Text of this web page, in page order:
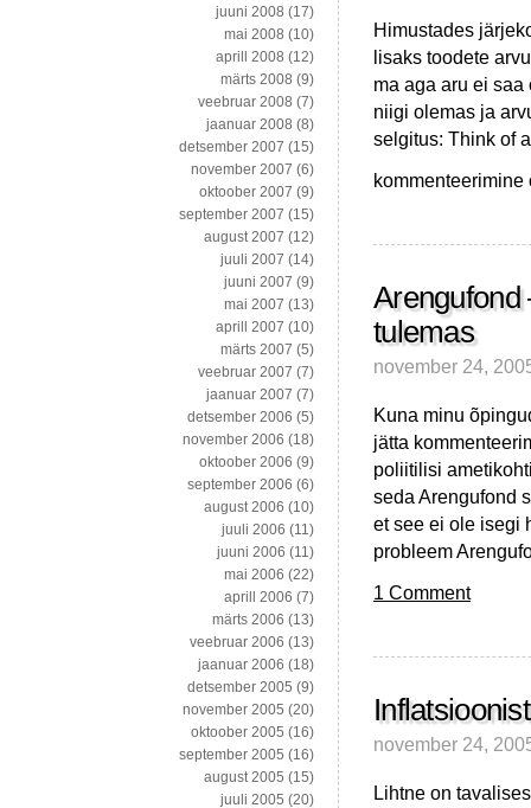
Himustades
lisaks toodete
ma aga aru ei
niigi olemas ja
selgitus: Think of
Amazoni
miks?!
Arengufond
tulemas
november 24,
Kuna minu
jätta
poliitilisi
seda Arengufond
et see ei ole isegi
probleem
1 Comment
november 24,
Lihtne on
juuni 2008 (17)
mai 2008 (10)
aprill 2008 (12)
märts 2008 (9)
veebruar 2008 (7)
jaanuar 2008 (8)
detsember 2007 (15)
november 2007 (6)
oktoober 2007 (9)
september 2007 (15)
august 2007 (12)
juuli 2007 (14)
juuni 2007 (9)
mai 2007 (13)
aprill 2007 (10)
märts 2007 (5)
veebruar 2007 (7)
jaanuar 2007 (7)
detsember 2006 (5)
november 2006 (18)
oktoober 2006 (9)
september 2006 (6)
august 2006 (10)
juuli 2006 (11)
juuni 2006 (11)
mai 2006 (22)
aprill 2006 (7)
märts 2006 (13)
veebruar 2006 (13)
jaanuar 2006 (18)
detsember 2005 (9)
november 2005 (20)
oktoober 2005 (16)
september 2005 (16)
august 2005 (15)
juuli 2005 (20)